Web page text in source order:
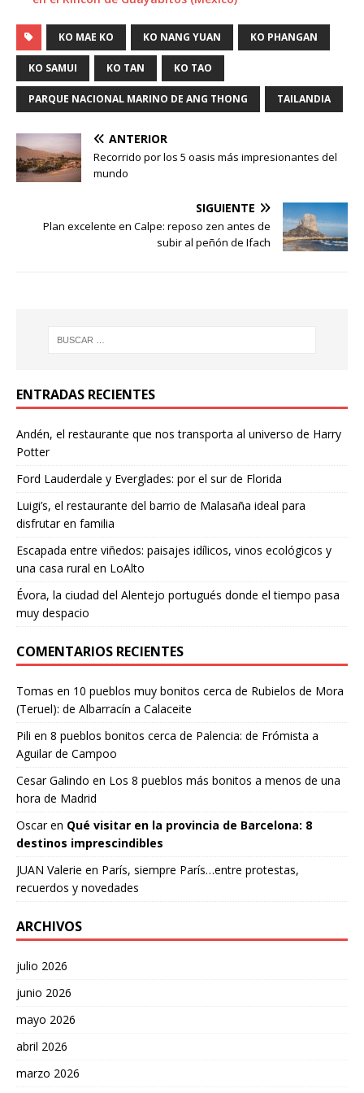
KO MAE KO KO NANG YUAN KO PHANGAN
KO SAMUI KO TAN KO TAO
PARQUE NACIONAL MARINO DE ANG THONG TAILANDIA
ANTERIOR
Recorrido por los 5 oasis más impresionantes del
mundo
SIGUIENTE
Plan excelente en Calpe: reposo zen antes de
subir al peñón de Ifach
ENTRADAS RECIENTES
Andén, el restaurante que nos transporta al universo de Harry
Potter
Ford Lauderdale y Everglades: por el sur de Florida
Luigi’s, el restaurante del barrio de Malasaña ideal para
disfrutar en familia
Escapada entre viñedos: paisajes idílicos, vinos ecológicos y
una casa rural en LoAlto
Évora, la ciudad del Alentejo portugués donde el tiempo pasa
muy despacio
COMENTARIOS RECIENTES
Tomas en 10 pueblos muy bonitos cerca de Rubielos de Mora
(Teruel): de Albarracín a Calaceite
Pili en 8 pueblos bonitos cerca de Palencia: de Frómista a
Aguilar de Campoo
Cesar Galindo en Los 8 pueblos más bonitos a menos de una
hora de Madrid
Oscaren Qué visitar en la provincia de Barcelona: 8
destinos imprescindibles
JUAN Valerie en París, siempre París…entre protestas,
recuerdos y novedades
ARCHIVOS
julio 2026
junio 2026
mayo 2026
abril 2026
marzo 2026